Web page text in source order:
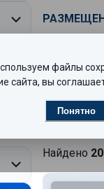
На борту
ПИТАНИЕ
В круизах
гости
ресторана
Круизы
Найдено 20
файлы
сайта, вы
Понятно